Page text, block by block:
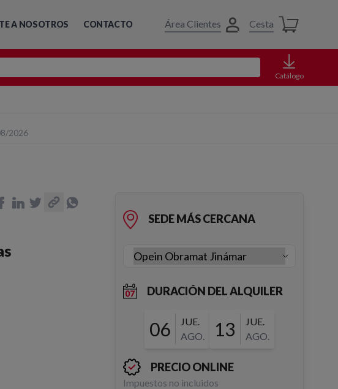
A NOSOTROS CONTACTO Área Clientes Cesta
Catálogo
2026
SEDE MÁS CERCANA
DURACIÓN DEL ALQUILER
06
JUE.
AGO.
13
JUE.
AGO.
PRECIO ONLINE
Impuestos no incluidos